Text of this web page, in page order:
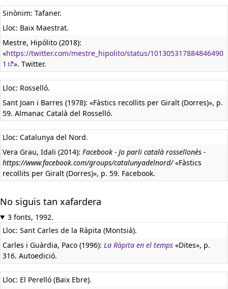
Sinònim: Tafaner.
Lloc: Baix Maestrat.
Mestre, Hipólito (2018):
«https://twitter.com/mestre_hipolito/status/101305317884846490
1
». Twitter.
Lloc: Rosselló.
Sant Joan i Barres (1978): «Fàstics recollits per Giralt (Dorres)», p.
59. Almanac Català del Rosselló.
Lloc: Catalunya del Nord.
Vera Grau, Idali (2014): Facebook - Jo parli català rossellonès -
https://www.facebook.com/groups/catalunyadelnord/«Fàstics
recollits per Giralt (Dorres)», p. 59. Facebook.
No siguis tan xafardera
3 fonts, 1992.
Lloc: Sant Carles de la Ràpita (Montsià).
Carles i Guàrdia, Paco (1996): La Ràpita en el temps «Dites», p.
316. Autoedició.
Lloc: El Perelló (Baix Ebre).